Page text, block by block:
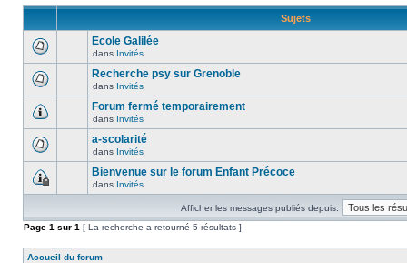
Sujets
Ecole Galilée
dans Invités
Recherche psy sur Grenoble
dans Invités
Forum fermé temporairement
dans Invités
a-scolarité
dans Invités
Bienvenue sur le forum Enfant Précoce
dans Invités
Afficher les messages publiés depuis:
Page 1 sur 1 [ La recherche a retourné 5 résultats ]
Accueil du forum